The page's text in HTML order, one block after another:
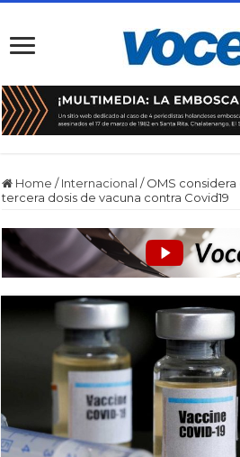
Home / Internacional / OMS considera
tercera dosis de vacuna contra Covid19